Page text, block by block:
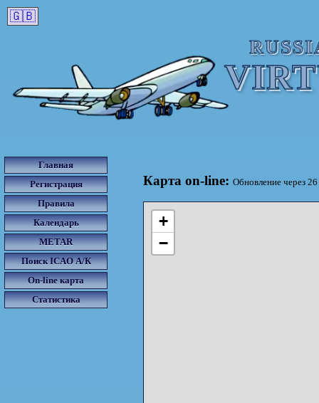
🇬🇧
Главная
Регистрация
Правила
Календарь
METAR
Поиск ICAO А/К
On-line карта
Статистика
Карта on-line: Обновление через 25
+
−